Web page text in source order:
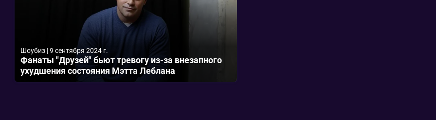
Шоубиз |9 сентября 2024 г.
Фанаты "Друзей" бьют тревогу из-за внезапного
ухудшения состояния Мэтта Леблана